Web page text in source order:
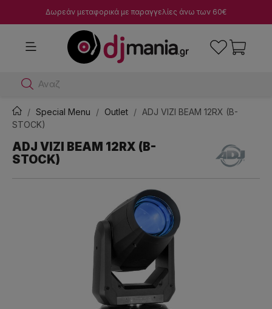
Δωρεάν μεταφορικά με παραγγελίες άνω των 60€
Αναζήτησε dj
Special Menu Outlet
ADJ VIZI BEAM 12RX (B-
STOCK)
ADJ VIZI BEAM 12RX (B-
STOCK)